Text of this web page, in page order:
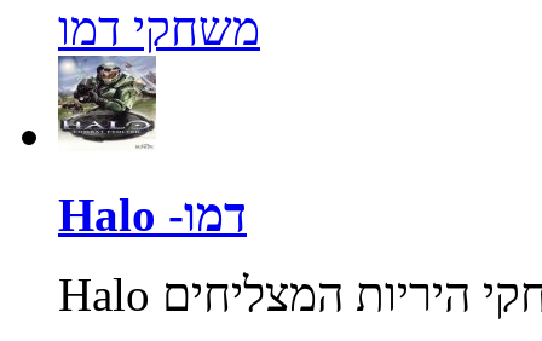
משחקי דמו
Halo -דמו